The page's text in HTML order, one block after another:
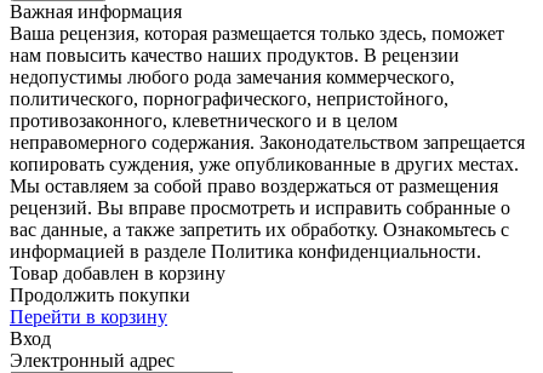
Важная информация
Ваша рецензия, которая размещается только здесь, поможет
нам повысить качество наших продуктов. В рецензии
недопустимы любого рода замечания коммерческого,
политического, порнографического, непристойного,
противозаконного, клеветнического и в целом
неправомерного содержания. Законодательством запрещается
копировать суждения, уже опубликованные в других местах.
Мы оставляем за собой право воздержаться от размещения
рецензий. Вы вправе просмотреть и исправить собранные о
вас данные, а также запретить их обработку. Ознакомьтесь с
информацией в разделе Политика конфиденциальности.
Товар добавлен в корзину
Продолжить покупки
Перейти в корзину
Вход
Электронный адрес